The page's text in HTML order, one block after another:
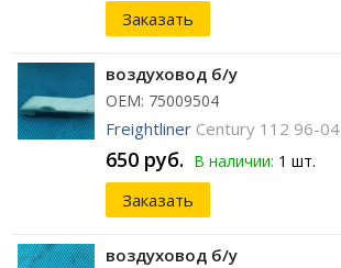
Заказать
воздуховод б/у
ОЕМ: 75009504
Freightliner Century 112 96-04
650 руб. В наличии: 1 шт.
Заказать
воздуховод б/у